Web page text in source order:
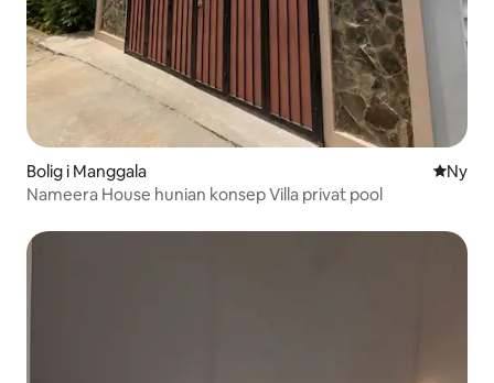
Bolig i Manggala Nyt
Ny
Nameera House hunian konsep Villa privat pool